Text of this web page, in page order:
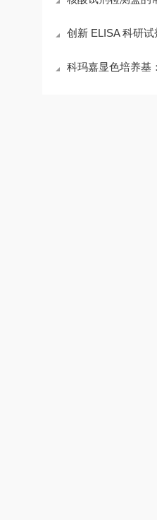
创新 ELISA 科研试剂盒问世，为
科玛嘉显色培养基：细